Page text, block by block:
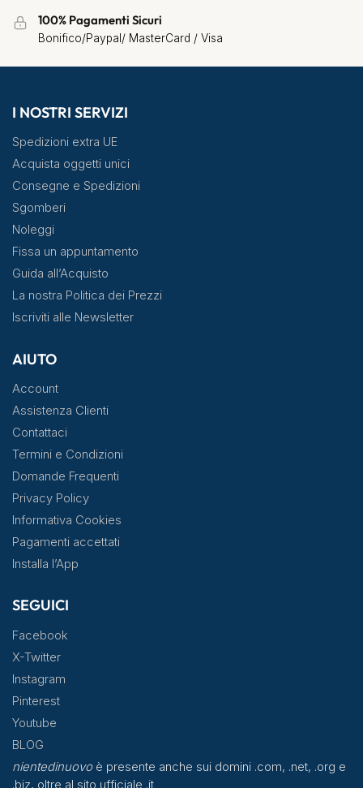
100% Pagamenti Sicuri
Bonifico/Paypal/ MasterCard / Visa
I NOSTRI SERVIZI
Spedizioni extra UE
Acquista oggetti unici
Consegne e Spedizioni
Sgomberi
Noleggi
Fissa un appuntamento
Guida all’Acquisto
La nostra Politica dei Prezzi
Iscriviti alle Newsletter
AIUTO
Account
Assistenza Clienti
Contattaci
Termini e Condizioni
Domande Frequenti
Privacy Policy
Informativa Cookies
Pagamenti accettati
Installa l’App
SEGUICI
Facebook
X-Twitter
Instagram
Pinterest
Youtube
BLOG
nientedinuovoè presente anche sui domini .com, .net, .org e
.biz, oltre al sito ufficiale .it